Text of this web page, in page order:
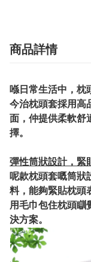
商品詳情
喺日常生活中，枕
今治枕頭套採用高
面，仲提供柔軟舒
擇。
彈性筒狀設計，緊
呢款枕頭套嘅筒狀
料，能夠緊貼枕頭
用毛巾包住枕頭瞓
決方案。